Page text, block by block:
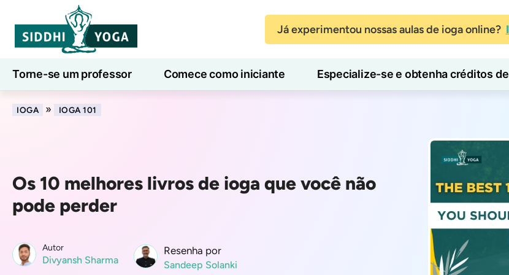
Já experimentou nossas aulas de ioga online?
Torne-se um professor Comece como iniciante Especialize-se e obtenha créditos
Aulas de ioga online
IOGA » IOGA 101
Os 10 melhores livros de ioga que você não
pode perder
Autor
Divyansh Sharma
Resenha por
Sandeep Solanki